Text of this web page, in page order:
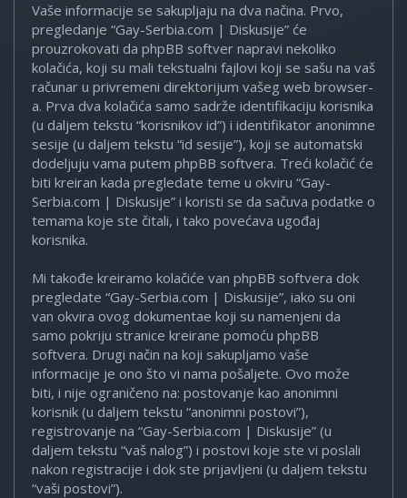
Vaše informacije se sakupljaju na dva načina. Prvo,
pregledanje “Gay-Serbia.com | Diskusije” će
prouzrokovati da phpBB softver napravi nekoliko
kolačića, koji su mali tekstualni fajlovi koji se sašu na vaš
računar u privremeni direktorijum vašeg web browser-
a. Prva dva kolačića samo sadrže identifikaciju korisnika
(u daljem tekstu “korisnikov id”) i identifikator anonimne
sesije (u daljem tekstu “id sesije”), koji se automatski
dodeljuju vama putem phpBB softvera. Treći kolačić će
biti kreiran kada pregledate teme u okviru “Gay-
Serbia.com | Diskusije” i koristi se da sačuva podatke o
temama koje ste čitali, i tako povećava ugođaj
korisnika.
Mi takođe kreiramo kolačiće van phpBB softvera dok
pregledate “Gay-Serbia.com | Diskusije”, iako su oni
van okvira ovog dokumentae koji su namenjeni da
samo pokriju stranice kreirane pomoću phpBB
softvera. Drugi način na koji sakupljamo vaše
informacije je ono što vi nama pošaljete. Ovo može
biti, i nije ograničeno na: postovanje kao anonimni
korisnik (u daljem tekstu “anonimni postovi”),
registrovanje na “Gay-Serbia.com | Diskusije” (u
daljem tekstu “vaš nalog”) i postovi koje ste vi poslali
nakon registracije i dok ste prijavljeni (u daljem tekstu
“vaši postovi”).